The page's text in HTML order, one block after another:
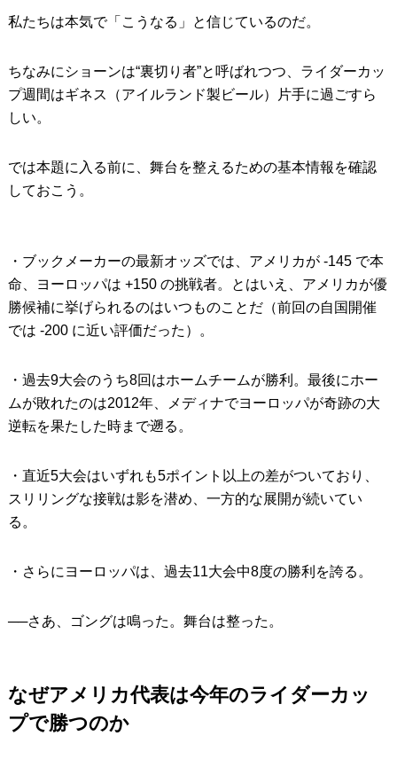
私たちは本気で「こうなる」と信じているのだ。
ちなみにショーンは“裏切り者”と呼ばれつつ、ライダーカッ
プ週間はギネス（アイルランド製ビール）片手に過ごすら
しい。
では本題に入る前に、舞台を整えるための基本情報を確認
しておこう。
・ブックメーカーの最新オッズでは、アメリカが -145 で本
命、ヨーロッパは +150 の挑戦者。とはいえ、アメリカが優
勝候補に挙げられるのはいつものことだ（前回の自国開催
では -200 に近い評価だった）。
・過去9大会のうち8回はホームチームが勝利。最後にホー
ムが敗れたのは2012年、メディナでヨーロッパが奇跡の大
逆転を果たした時まで遡る。
・直近5大会はいずれも5ポイント以上の差がついており、
スリリングな接戦は影を潜め、一方的な展開が続いてい
る。
・さらにヨーロッパは、過去11大会中8度の勝利を誇る。
──さあ、ゴングは鳴った。舞台は整った。
なぜアメリカ代表は今年のライダーカッ
プで勝つのか